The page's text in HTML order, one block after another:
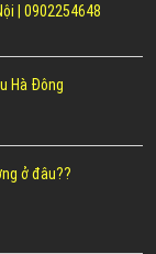
| 0902254648
Hà Đông
ở đâu??